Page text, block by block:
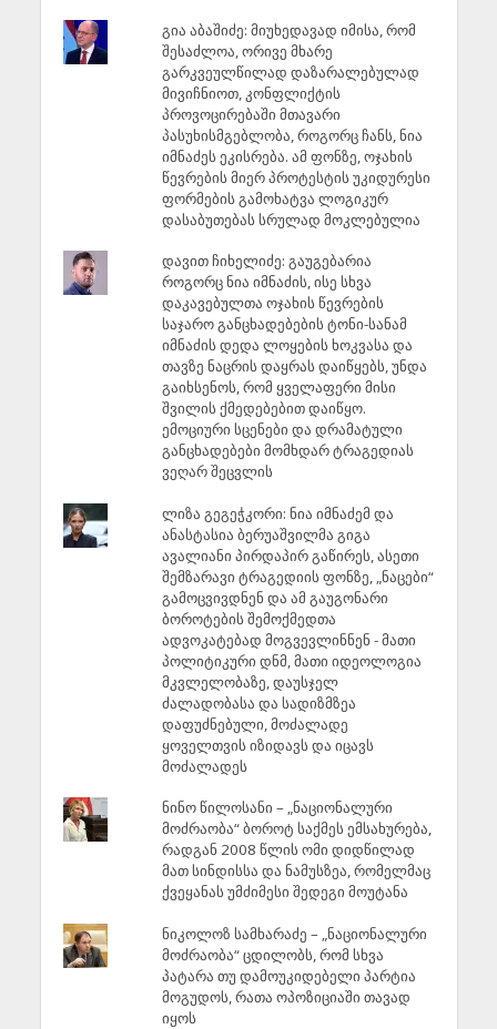
გია აბაშიძე: მიუხედავად იმისა, რომ
შესაძლოა, ორივე მხარე
გარკვეულწილად დაზარალებულად
მივიჩნიოთ, კონფლიქტის
პროვოცირებაში მთავარი
პასუხისმგებლობა, როგორც ჩანს, ნია
იმნაძეს ეკისრება. ამ ფონზე, ოჯახის
წევრების მიერ პროტესტის უკიდურესი
ფორმების გამოხატვა ლოგიკურ
დასაბუთებას სრულად მოკლებულია
დავით ჩიხელიძე: გაუგებარია
როგორც ნია იმნაძის, ისე სხვა
დაკავებულთა ოჯახის წევრების
საჯარო განცხადებების ტონი-სანამ
იმნაძის დედა ლოყების ხოკვასა და
თავზე ნაცრის დაყრას დაიწყებს, უნდა
გაიხსენოს, რომ ყველაფერი მისი
შვილის ქმედებებით დაიწყო.
ემოციური სცენები და დრამატული
განცხადებები მომხდარ ტრაგედიას
ვეღარ შეცვლის
ლიზა გეგეჭკორი: ნია იმნაძემ და
ანასტასია ბერუაშვილმა გიგა
ავალიანი პირდაპირ გაწირეს, ასეთი
შემზარავი ტრაგედიის ფონზე, „ნაცები“
გამოცვივდნენ და ამ გაუგონარი
ბოროტების შემოქმედთა
ადვოკატებად მოგვევლინნენ - მათი
პოლიტიკური დნმ, მათი იდეოლოგია
მკვლელობაზე, დაუსჯელ
ძალადობასა და სადიზმზეა
დაფუძნებული, მოძალადე
ყოველთვის იზიდავს და იცავს
მოძალადეს
ნინო წილოსანი – „ნაციონალური
მოძრაობა“ ბოროტ საქმეს ემსახურება,
რადგან 2008 წლის ომი დიდწილად
მათ სინდისსა და ნამუსზეა, რომელმაც
ქვეყანას უმძიმესი შედეგი მოუტანა
ნიკოლოზ სამხარაძე – „ნაციონალური
მოძრაობა“ ცდილობს, რომ სხვა
პატარა თუ დამოუკიდებელი პარტია
მოგუდოს, რათა ოპოზიციაში თავად
იყოს